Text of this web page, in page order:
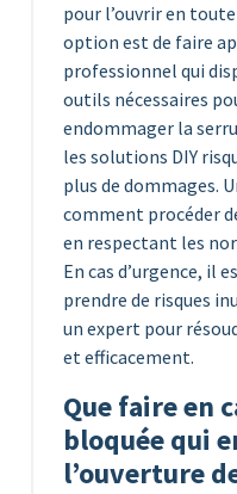
pour l’ouvrir en
option est de faire
professionnel qui
outils nécessaires
endommager la
les solutions DIY
plus de dommages.
comment procéder
en respectant les
En cas d’urgence, il
prendre de risques
un expert pour
et efficacement.
Que faire en
bloquée qui
l’ouverture